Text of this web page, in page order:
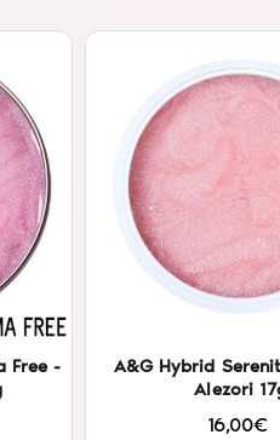
Free -
A&G Hybrid
Alezori
16,00€